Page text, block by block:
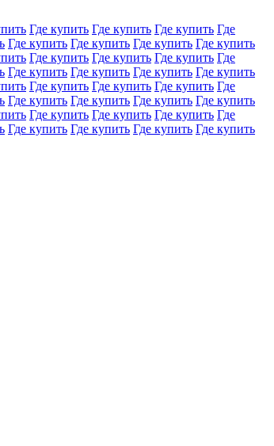
Где купить Где купить Где купить Где
Где купить Где купить Где купить Где купить
Где купить Где купить Где купить Где
Где купить Где купить Где купить Где купить
Где купить Где купить Где купить Где
Где купить Где купить Где купить Где купить
Где купить Где купить Где купить Где
Где купить Где купить Где купить Где купить